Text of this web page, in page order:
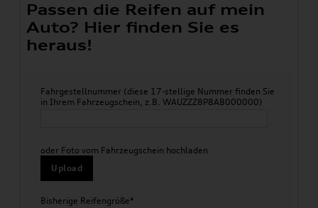
Passen die Reifen auf mein
Auto? Hier finden Sie es
heraus!
Fahrgestellnummer (diese 17-stellige Nummer finden Sie
in Ihrem Fahrzeugschein, z.B. WAUZZZ8P8AB000000)
oder Foto vom Fahrzeugschein hochladen
Upload
Bisherige Reifengröße*